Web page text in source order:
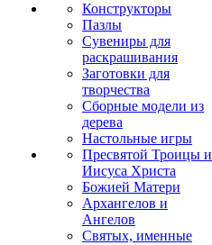
Конструкторы
Пазлы
Сувениры для
раскрашивания
Заготовки для
творчества
Сборные модели из
дерева
Настольные игры
Пресвятой Троицы и
Иисуса Христа
Божией Матери
Архангелов и
Ангелов
Святых, именные